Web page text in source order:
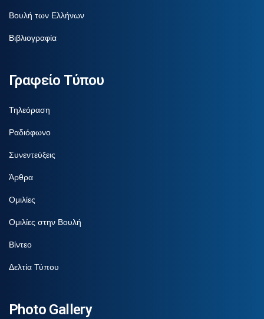
Βουλή των Ελλήνων
Βιβλιογραφία
Γραφείο Τύπου
Τηλεόραση
Ραδιόφωνο
Συνεντεύξεις
Άρθρα
Ομιλίες
Ομιλίες στην Βουλή
Βίντεο
Δελτία Τύπου
Photo Gallery